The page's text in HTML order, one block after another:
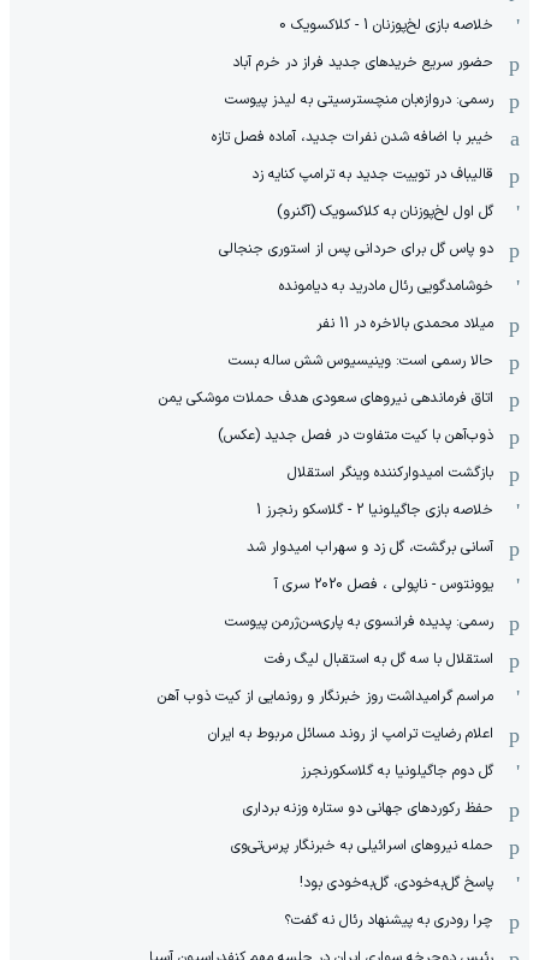
خلاصه بازی لخ‌پوزنان 1 - کلاکسویک 0
حضور سریع خریدهای جدید فراز در خرم آباد
رسمی: دروازه‌بان منچسترسیتی به لیدز پیوست
خیبر با اضافه شدن نفرات جدید، آماده فصل تازه
قالیباف در توییت جدید به ترامپ کنایه زد
گل اول لخ‌پوزنان به کلاکسویک (آگنرو)
دو پاس گل برای حردانی پس از استوری جنجالی
خوشامدگویی رئال مادرید به دیامونده
میلاد محمدی بالاخره در 11 نفر
حالا رسمی است: وینیسیوس شش ساله بست
اتاق فرماندهی نیروهای سعودی هدف حملات موشکی یمن
ذوب‌آهن با کیت متفاوت در فصل جدید (عکس)
بازگشت امیدوارکننده وینگر استقلال
خلاصه بازی جاگیلونیا 2 - گلاسکو رنجرز 1
آسانی برگشت، گل زد و سهراب امیدوار شد
یوونتوس - ناپولی ، فصل 2020 سری آ
رسمی: پدیده فرانسوی به پاری‌سن‌ژرمن پیوست
استقلال با سه گل به استقبال لیگ رفت
مراسم گرامیداشت روز خبرنگار و رونمایی از کیت ذوب آهن
اعلام رضایت ترامپ از روند مسائل مربوط به ایران
گل دوم جاگیلونیا به گلاسکورنجرز
حفظ رکوردهای جهانی دو ستاره وزنه برداری
حمله نیروهای اسرائیلی به خبرنگار پرس‌تی‌وی
پاسخ گل‌به‌خودی، گل‌به‌خودی بود!
چرا رودری به پیشنهاد رئال نه گفت؟